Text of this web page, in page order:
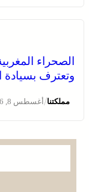
الصحراء
وتعترف
مملكتنا/أغسطس 8, 2026
برقية تعزية
المرحوم مُّحمد